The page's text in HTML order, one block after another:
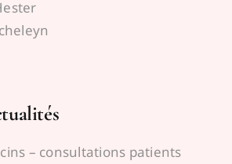
– consultations patients